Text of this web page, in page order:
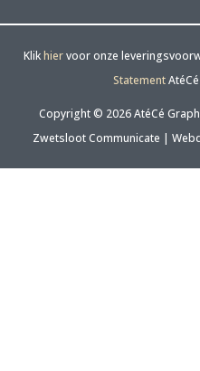
Klikhiervoor onze
Statement
Copyright © 2026 AtéCé
Zwetsloot Communicate |